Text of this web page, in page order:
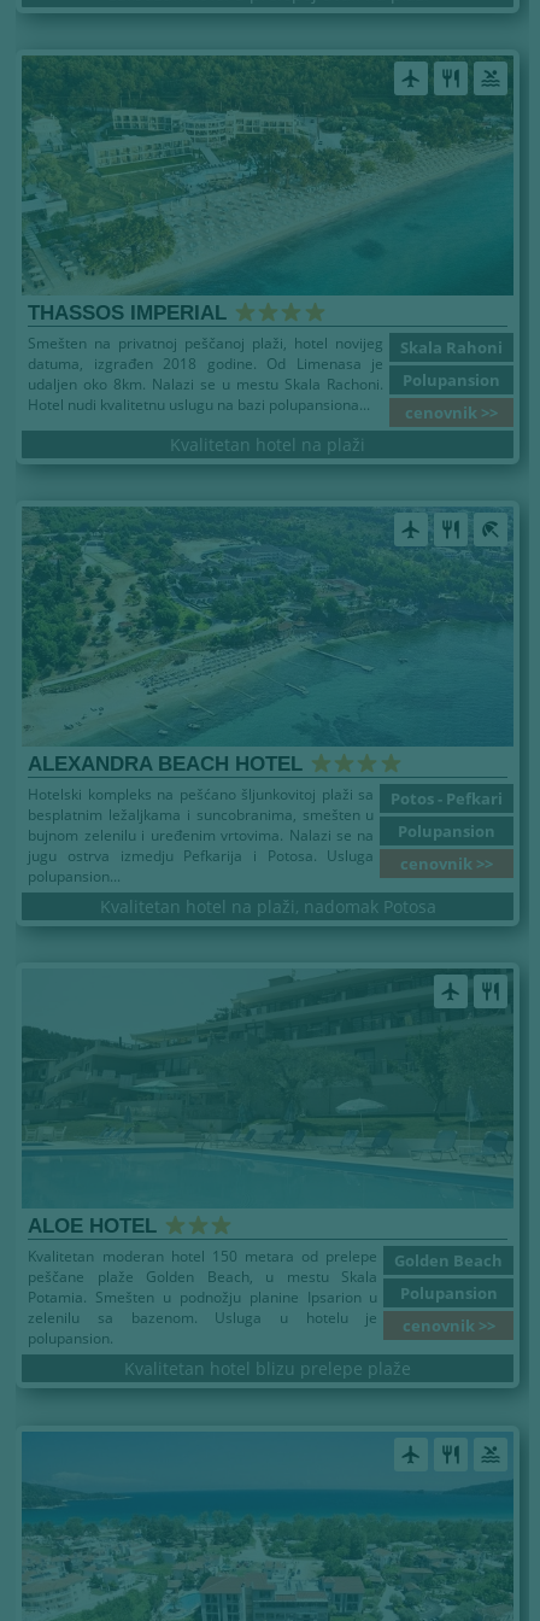
airplanemode_active restaurant pool
THASSOS IMPERIAL
Skala Rahoni
Polupansion
cenovnik >>
Smešten na privatnoj peščanoj plaži, hotel novijeg
datuma, izgrađen 2018 godine. Od Limenasa je
udaljen oko 8km. Nalazi se u mestu Skala Rachoni.
Hotel nudi kvalitetnu uslugu na bazi polupansiona...
Kvalitetan hotel na plaži
airplanemode_active restaurant beach_access
ALEXANDRA BEACH HOTEL
Potos - Pefkari
Polupansion
cenovnik >>
Hotelski kompleks na pešćano šljunkovitoj plaži sa
besplatnim ležaljkama i suncobranima, smešten u
bujnom zelenilu i uređenim vrtovima. Nalazi se na
jugu ostrva izmedju Pefkarija i Potosa. Usluga
polupansion...
Kvalitetan hotel na plaži, nadomak Potosa
airplanemode_active restaurant
ALOE HOTEL
Golden Beach
Polupansion
cenovnik >>
Kvalitetan moderan hotel 150 metara od prelepe
peščane plaže Golden Beach, u mestu Skala
Potamia. Smešten u podnožju planine Ipsarion u
zelenilu sa bazenom. Usluga u hotelu je
polupansion.
Kvalitetan hotel blizu prelepe plaže
airplanemode_active restaurant pool